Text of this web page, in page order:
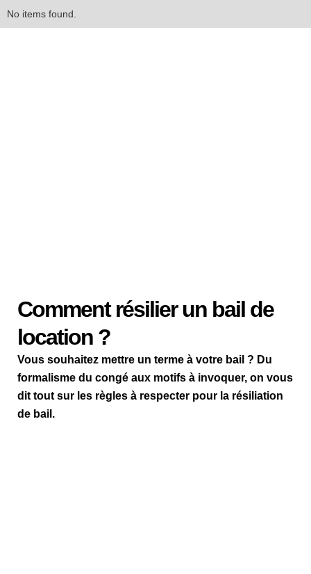
No items found.
Comment résilier un bail de
location ?
Vous souhaitez mettre un terme à votre bail ? Du
formalisme du congé aux motifs à invoquer, on vous
dit tout sur les règles à respecter pour la résiliation
de bail.